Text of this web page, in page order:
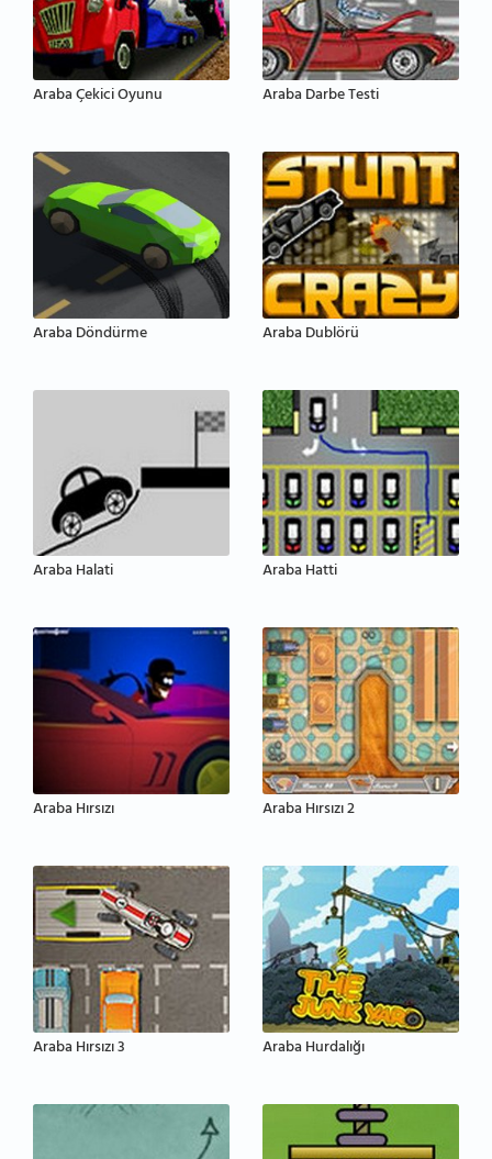
Araba Çekici Oyunu Araba Darbe Testi
Araba Döndürme Araba Dublörü
Araba Halati Araba Hatti
Araba Hırsızı Araba Hırsızı 2
Araba Hırsızı 3 Araba Hurdalığı